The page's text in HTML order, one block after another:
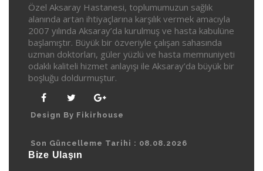
Özel Aksaray Hastanesi, toplumumuzun sağlık
alanında artan ihtiyaçlarına karşılık vermek amacıyla
2007 yılında Aksaray’da kurulmuş ve hasta kabulüne
başlamıştır. Büyük bir özveriyle çalışan sahasında
uzman doktorları, güler yüzlü ve hasta memnuniyeti
odaklı kaliteli hizmet anlayışı ile Aksaray’da büyük bir
boşluğu doldurmuştur.
Design By Fikirhouse
Son Güncelleme Tarihi : 08.08.2026
Bize Ulaşın